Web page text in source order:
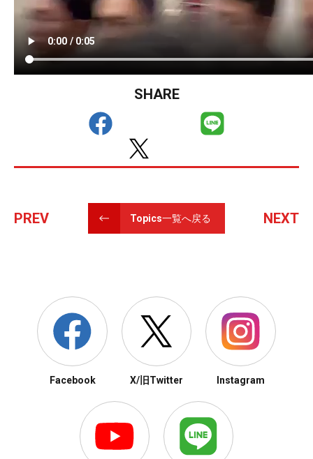
SHARE
PREV Topics一覧へ戻る NEXT
Facebook X/旧Twitter Instagram